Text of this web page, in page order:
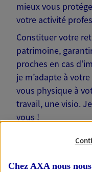
mieux vous
votre activité
Constituer votre
patrimoine,
proches en cas
je m’adapte à
vous physique à
travail, une visio.
vous !
Chez AXA nous